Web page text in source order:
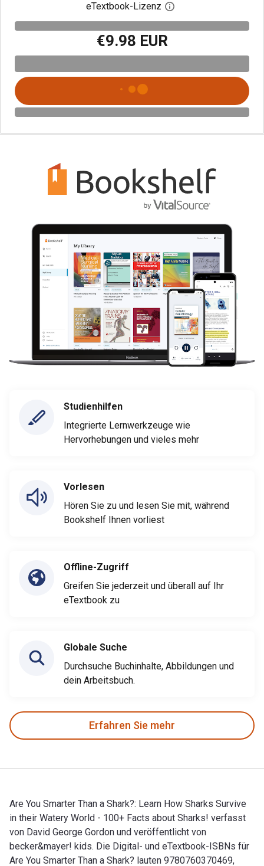
eTextbook-Lizenz Digitalen
€9.98 EUR
Studienhilfen
Integrierte Lernwerkzeuge wie
Hervorhebungen und vieles mehr
Vorlesen
Hören Sie zu und lesen Sie mit, während
Bookshelf Ihnen vorliest
Offline-Zugriff
Greifen Sie jederzeit und überall auf Ihr
eTextbook zu
Globale Suche
Durchsuche Buchinhalte, Abbildungen und
dein Arbeitsbuch.
Erfahren Sie mehr
Are You Smarter Than a Shark?: Learn How Sharks Survive
in their Watery World - 100+ Facts about Sharks! verfasst
von David George Gordon und veröffentlicht von
becker&mayer! kids. Die Digital- und eTextbook-ISBNs für
Are You Smarter Than a Shark? lauten 9780760370469,